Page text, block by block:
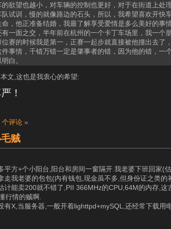
欲望也越小，对车辆的控制也更好，对于在街道上
试训，慢的就像路边的石头，所以，我希望喜欢开快
，他正准备结婚，我最了解享受爱情是多么美好的事
一面之交，半年前在杭州的一个卡丁车场里，我一
赛的时候我是第一，正赛一起步就直接被他撞出去
事情，千错万错一定是肇事者的错，因为他的错，
白。
文,这也是我衷心的希望:
！
个评论 »
贼
方+个小阳台,阳台和房间一窗隔开.我老婆下班回家(
我老婆的包包(内有钱包,现金虽不多,但身份证之类的
能卖200就不错了,PII 366MHz的CPU,64M的内存,
行情的贼啊.
X,当服务器,一般开着lighttpd+mySQL,还经常下载